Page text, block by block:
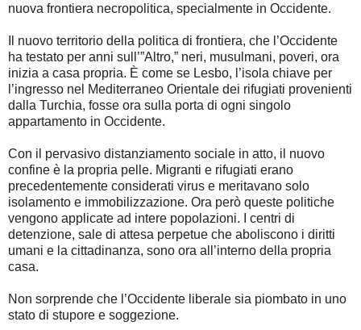
nuova frontiera necropolitica, specialmente in Occidente.
Il nuovo territorio della politica di frontiera, che l’Occidente
ha testato per anni sull’”Altro,” neri, musulmani, poveri, ora
inizia a casa propria. È come se Lesbo, l’isola chiave per
l’ingresso nel Mediterraneo Orientale dei rifugiati provenienti
dalla Turchia, fosse ora sulla porta di ogni singolo
appartamento in Occidente.
Con il pervasivo distanziamento sociale in atto, il nuovo
confine è la propria pelle. Migranti e rifugiati erano
precedentemente considerati virus e meritavano solo
isolamento e immobilizzazione. Ora però queste politiche
vengono applicate ad intere popolazioni. I centri di
detenzione, sale di attesa perpetue che aboliscono i diritti
umani e la cittadinanza, sono ora all’interno della propria
casa.
Non sorprende che l’Occidente liberale sia piombato in uno
stato di stupore e soggezione.